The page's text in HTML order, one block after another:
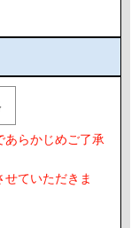
らかじめご了承
ていただきま